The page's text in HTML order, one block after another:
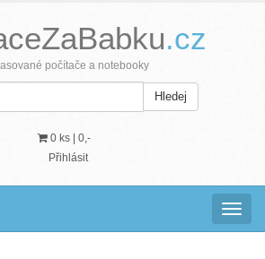
.cz
počítače a notebooky
Hledej
0 ks | 0,-
Přihlásit